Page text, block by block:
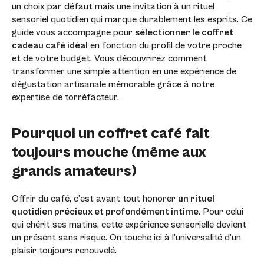
un choix par défaut mais une invitation à un rituel
sensoriel quotidien qui marque durablement les esprits. Ce
guide vous accompagne pour sélectionner le coffret
cadeau café idéal en fonction du profil de votre proche
et de votre budget. Vous découvrirez comment
transformer une simple attention en une expérience de
dégustation artisanale mémorable grâce à notre
expertise de torréfacteur.
Pourquoi un coffret café fait
toujours mouche (même aux
grands amateurs)
Offrir du café, c’est avant tout honorer un rituel
quotidien précieux et profondément intime. Pour celui
qui chérit ses matins, cette expérience sensorielle devient
un présent sans risque. On touche ici à l’universalité d’un
plaisir toujours renouvelé.